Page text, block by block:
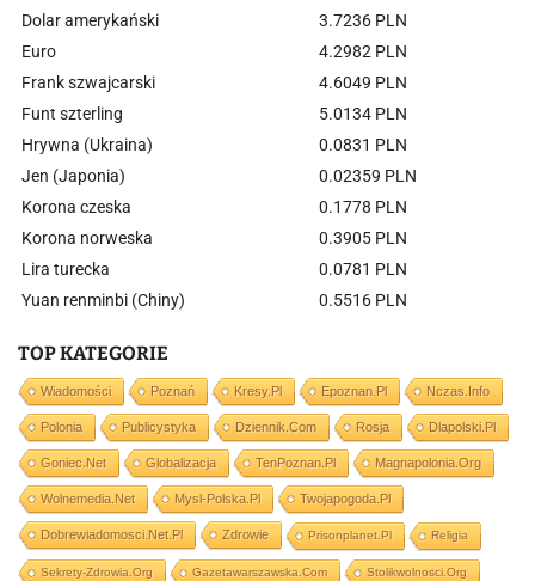
Dolar amerykański
3.7236 PLN
Euro
4.2982 PLN
Frank szwajcarski
4.6049 PLN
Funt szterling
5.0134 PLN
Hrywna (Ukraina)
0.0831 PLN
Jen (Japonia)
0.02359 PLN
Korona czeska
0.1778 PLN
Korona norweska
0.3905 PLN
Lira turecka
0.0781 PLN
Yuan renminbi (Chiny)
0.5516 PLN
TOP KATEGORIE
Wiadomości Poznań Kresy.pl Epoznan.pl Nczas.info
Polonia Publicystyka Dziennik.com Rosja Dlapolski.pl
Goniec.net Globalizacja TenPoznan.pl Magnapolonia.org
Wolnemedia.net Mysl-Polska.pl Twojapogoda.pl
Dobrewiadomosci.net.pl Zdrowie Prisonplanet.pl Religia
Sekrety-Zdrowia.org Gazetawarszawska.com Stolikwolnosci.org